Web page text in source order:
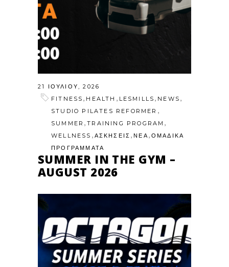
21 ΙΟΥΛΊΟΥ, 2026
FITNESS , HEALTH , LESMILLS , NEWS ,
STUDIO PILATES REFORMER ,
SUMMER ,TRAINING PROGRAM ,
WELLNESS , ΑΣΚΗΣΕΙΣ ,ΝΕΑ , ΟΜΑΔΙΚΑ
ΠΡΟΓΡΑΜΜΑΤΑ
SUMMER IN THE GYM –
AUGUST 2026